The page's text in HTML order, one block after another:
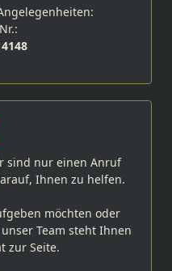
sind nur einen Anruf
Ihnen zu helfen.
möchten oder
Team steht Ihnen
zur Seite.